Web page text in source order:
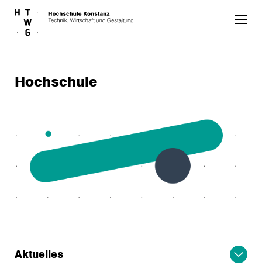
Skip to main content
Hochschule
Aktuelles